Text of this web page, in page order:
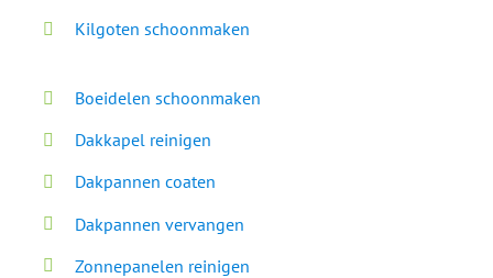
Kilgoten schoonmaken
Boeidelen schoonmaken
Dakkapel reinigen
Dakpannen coaten
Dakpannen vervangen
Zonnepanelen reinigen